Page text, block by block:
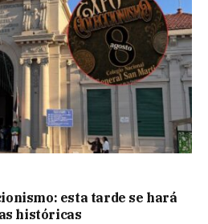
esta tarde se hará
históricas